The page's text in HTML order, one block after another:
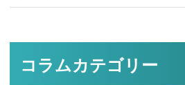
コラムカテゴリー